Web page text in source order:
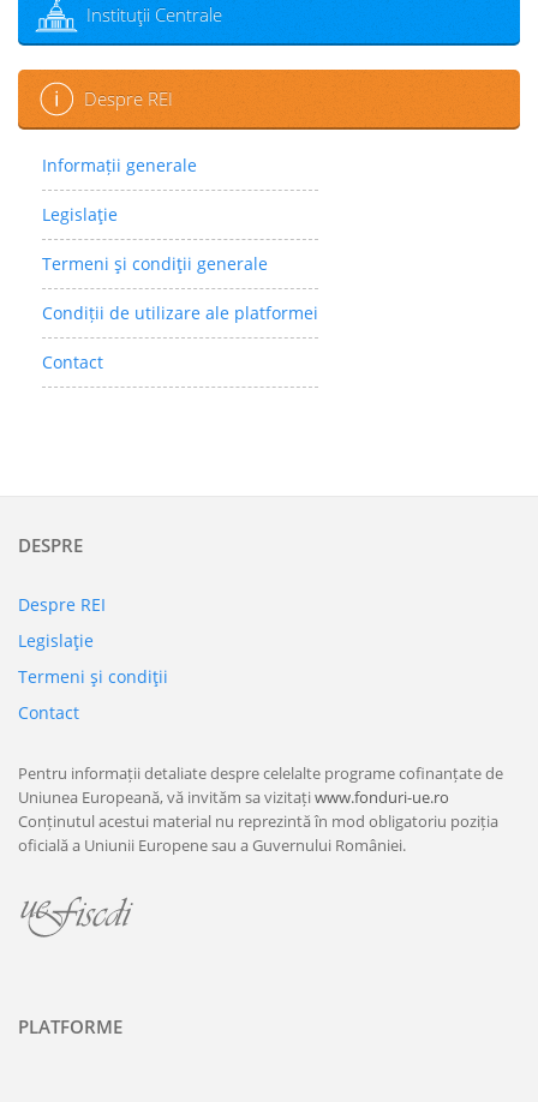
Instituţii Centrale
Despre REI
Informații generale
Legislaţie
Termeni şi condiţii generale
Condiții de utilizare ale platformei
Contact
DESPRE
Despre REI
Legislaţie
Termeni şi condiţii
Contact
Pentru informații detaliate despre celelalte programe cofinanțate de
Uniunea Europeană, vă invităm sa vizitațiwww.fonduri-ue.ro
Conținutul acestui material nu reprezintă în mod obligatoriu poziția
oficială a Uniunii Europene sau a Guvernului României.
PLATFORME